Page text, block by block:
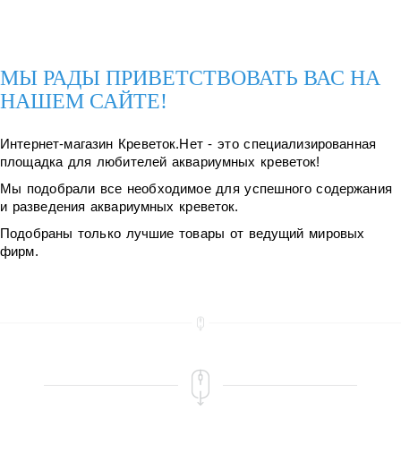
МЫ РАДЫ ПРИВЕТСТВОВАТЬ ВАС НА
НАШЕМ САЙТЕ!
Интернет-магазин Креветок.Нет - это специализированная
площадка для любителей аквариумных креветок!
Мы подобрали все необходимое для успешного содержания
и разведения аквариумных креветок.
Подобраны только лучшие товары от ведущий мировых
фирм.